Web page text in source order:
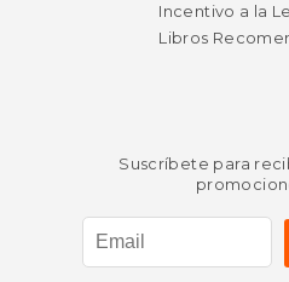
Incentivo a la
Libros
Suscríbete para